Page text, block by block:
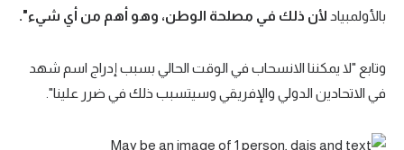
بالأولمبياد لأن ذلك في مصلحة الوطن، وهو أهم من أي شيء".
وتابع "لا يمكننا الانسحاب في الوقت الحالي بسبب إدراج اسم شهد
في الاتحادين الدولي والإفريقي وسيتسبب ذلك في ضرر علينا".